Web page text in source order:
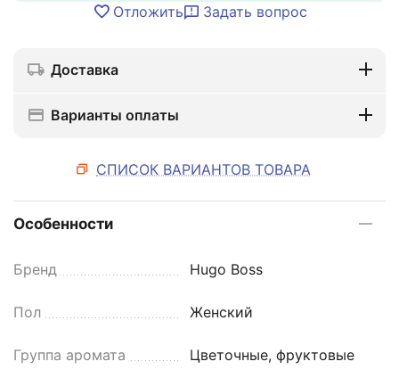
Отложить Задать вопрос
Доставка
Варианты оплаты
СПИСОК ВАРИАНТОВ ТОВАРА
Особенности
Бренд Hugo Boss
Пол Женский
Группа аромата Цветочные, фруктовые